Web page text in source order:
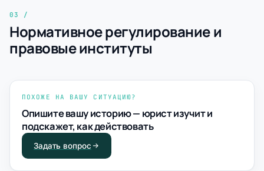
Нормативное регулирование и
правовые институты
ПОХОЖЕ НА ВАШУ СИТУАЦИЮ?
Опишите вашу историю — юрист изучит и
подскажет, как действовать
Задать вопрос